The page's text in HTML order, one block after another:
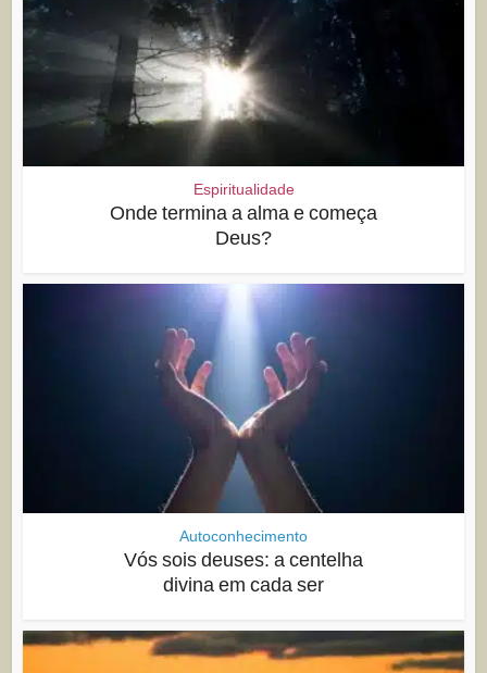
Espiritualidade
Onde termina a alma e começa
Deus?
Autoconhecimento
Vós sois deuses: a centelha
divina em cada ser